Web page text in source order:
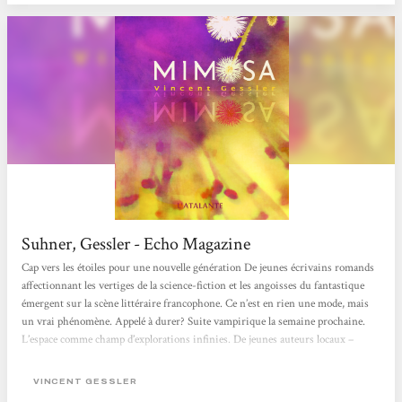
Suhner, Gessler - Echo Magazine
Cap vers les étoiles pour une nouvelle génération De jeunes écrivains romands
affectionnant les vertiges de la science-fiction et les angoisses du fantastique
émergent sur la scène littéraire francophone. Ce n’est en rien une mode, mais
un vrai phénomène. Appelé à durer? Suite vampirique la semaine prochaine.
L’espace comme champ d’explorations infinies. De jeunes auteurs locaux –
mondes, qu’ils soient d’ailleurs ou intimes. La Suisse traîne une réputation...
VINCENT GESSLER